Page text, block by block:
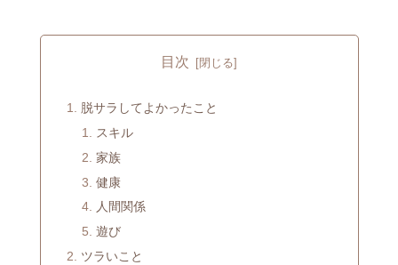
目次
脱サラしてよかったこと
スキル
家族
健康
人間関係
遊び
ツラいこと